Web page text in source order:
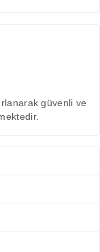
güvenli ve